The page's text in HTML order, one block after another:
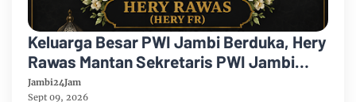
Keluarga Besar PWI Jambi Berduka, Hery
Rawas Mantan Sekretaris PWI Jambi
Tutup Usia
Jambi24Jam
Sept 09, 2026